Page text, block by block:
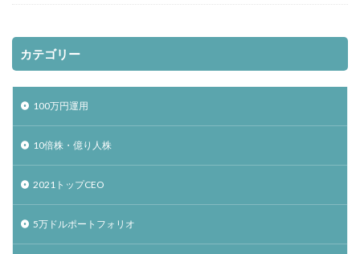
カテゴリー
100万円運用
10倍株・億り人株
2021トップCEO
5万ドルポートフォリオ